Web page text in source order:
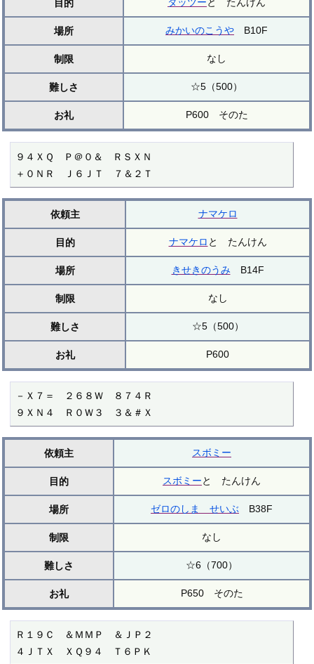
目的 タッツーと たんけん
場所 みかいのこうや B10F
制限 なし
難しさ ☆5（500）
お礼 P600 そのた
９４ＸＱ　Ｐ＠０＆　ＲＳＸＮ
＋０ＮＲ　Ｊ６ＪＴ　７＆２Ｔ
依頼主 ナマケロ
目的 ナマケロ と たんけん
場所 きせきのうみ B14F
制限 なし
難しさ ☆5（500）
お礼 P600
－Ｘ７＝　２６８Ｗ　８７４Ｒ
９ＸＮ４　Ｒ０Ｗ３　３＆＃Ｘ
依頼主 スボミー
目的 スボミーと たんけん
場所 ゼロのしま せいぶ B38F
制限 なし
難しさ ☆6（700）
お礼 P650 そのた
Ｒ１９Ｃ　＆ＭＭＰ　＆ＪＰ２
４ＪＴＸ　ＸＱ９４　Ｔ６ＰＫ